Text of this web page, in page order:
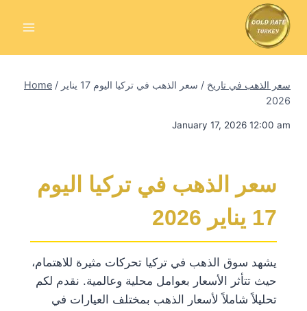
Home / سعر الذهب في تاريخ /
سعر الذهب في تركيا اليوم 17 يناير
2026
January 17, 2026 12:00 am
سعر الذهب في تركيا اليوم
17 يناير 2026
يشهد سوق الذهب في تركيا تحركات مثيرة للاهتمام،
حيث تتأثر الأسعار بعوامل محلية وعالمية. نقدم لكم
تحليلاً شاملاً لأسعار الذهب بمختلف العيارات في